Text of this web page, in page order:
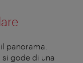
panorama.
si gode di una